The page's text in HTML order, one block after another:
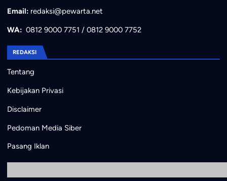
Email: redaksi@pewarta.net
WA: 0812 9000 7751 / 0812 9000 7752
REDAKSI
Tentang
Kebijakan Privasi
Disclaimer
Pedoman Media Siber
Pasang Iklan